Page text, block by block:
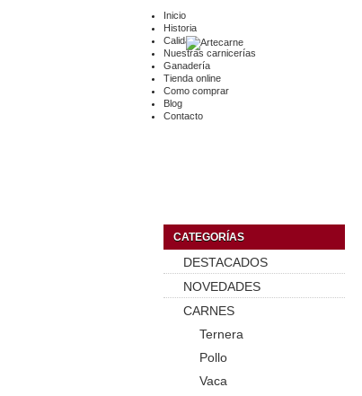
Inicio
Historia
Calidad
Nuestras carnicerías
Ganadería
Tienda online
Como comprar
Blog
Contacto
CATEGORÍAS
DESTACADOS
NOVEDADES
CARNES
Ternera
Pollo
Vaca